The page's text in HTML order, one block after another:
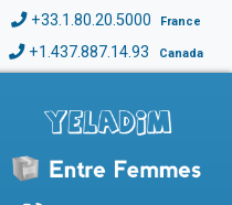
+33.1.80.20.5000 France
+1.437.887.14.93 Canada